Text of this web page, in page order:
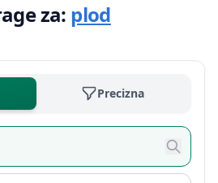
za: plod
Precizna